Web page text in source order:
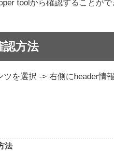
toolから確認することがで
認方法
を選択 -> 右側にheader情
法